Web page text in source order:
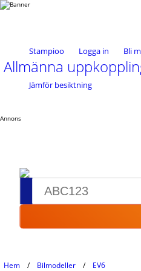
Stampioo Logga in Bli
Jämför besiktning
Allmänna
Annons
Hem Bilmodeller EV6